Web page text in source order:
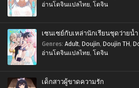
อ่านโดจินแปลไทย, โดจิน
เซนเซย์กับเหล่านักเรียนชุดว่ายน้ำ
Genres: Adult, Doujin, Doujin TH ,
อ่านโดจินแปลไทย, โดจิน
เด็กสาวผู้ขาดความรัก